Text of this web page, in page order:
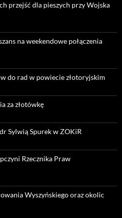
przejść dla pieszych przy Wojska
na weekendowe połączenia
do rad w powiecie złotoryjskim
za złotówkę
Sylwią Spurek w ZOKiR
Rzecznika Praw
Wyszyńskiego oraz okolic